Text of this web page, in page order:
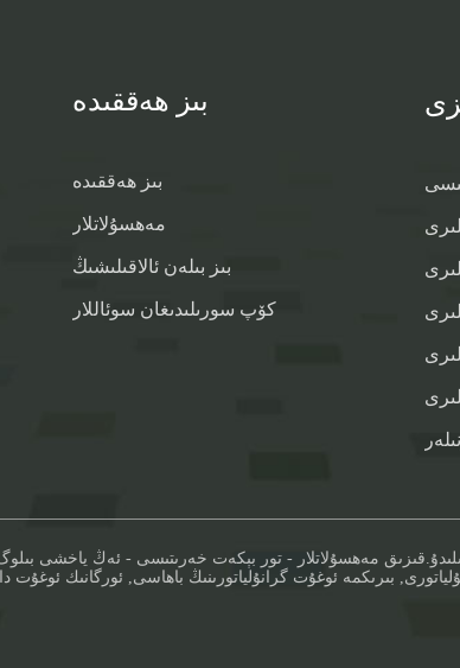
بىز ھەققىدە
بىز ھەققىدە
مەھسۇلاتلار
بىز بىلەن ئالاقىلىشىڭ
كۆپ سورىلىدىغان سوئاللار
قىزىق مەھسۇلاتلار -تور بېكەت خەرىتىسى - ئەڭ ياخشى
بىرىكمە ئوغۇت گرانۇلياتورىنىڭ باھاسى ئورگانىك ئوغۇت